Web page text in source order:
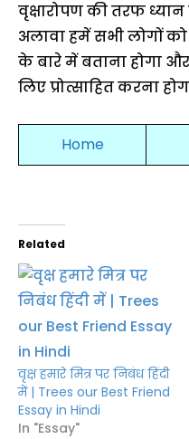
वृक्षारोपण की तरफ
अलावा हमें सभी लोगों को
के बारे में बताना होगा
लिए प्रोत्साहित करना
Home
Related
वृक्ष हमारे मित्र पर निबंध हिंदी
में | Trees our Best Friend
Essay in Hindi
In "Essay"